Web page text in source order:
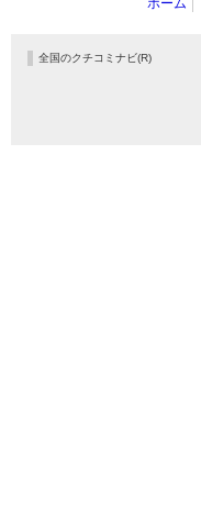
ホーム
全国のクチコミナビ(R)